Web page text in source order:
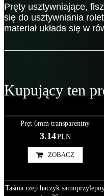
Pręty usztywniające,
się do usztywniania
materiał układa się w
Kupujący ten
Pręt 6mm transparentny
3.14PLN
ZOBACZ
Taśma rzep haczyk